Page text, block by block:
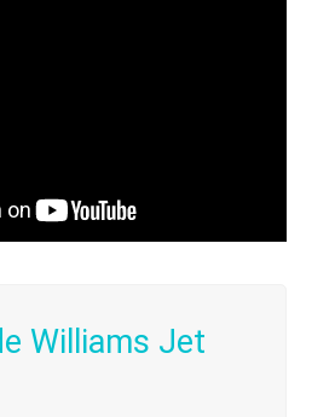
Williams Jet